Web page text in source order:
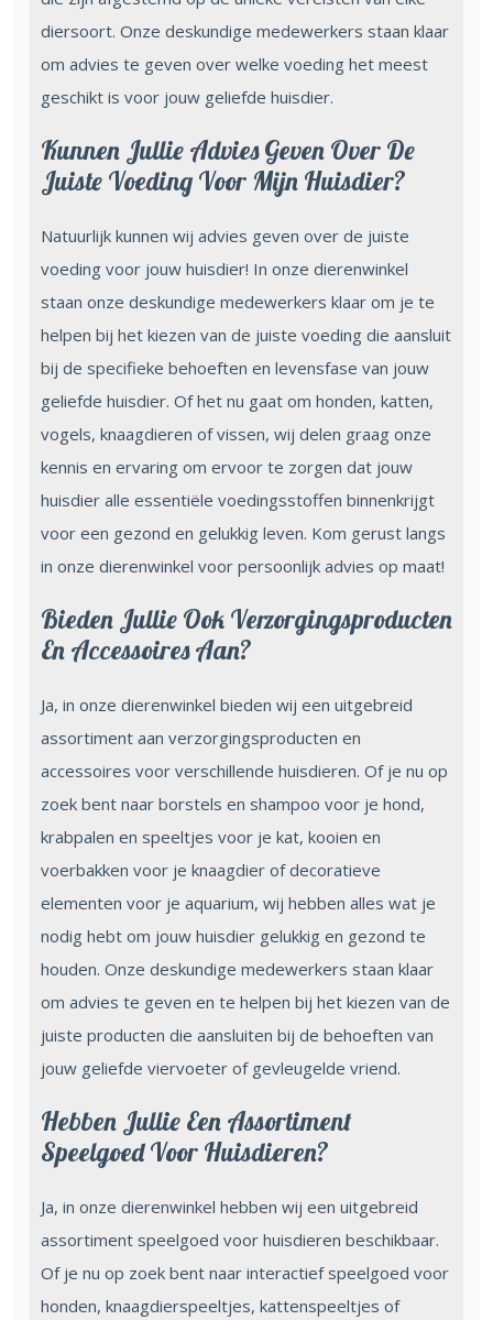
diersoort. Onze deskundige medewerkers staan klaar
om advies te geven over welke voeding het meest
geschikt is voor jouw geliefde huisdier.
Kunnen Jullie Advies Geven Over De
Juiste Voeding Voor Mijn Huisdier?
Natuurlijk kunnen wij advies geven over de juiste
voeding voor jouw huisdier! In onze dierenwinkel
staan onze deskundige medewerkers klaar om je te
helpen bij het kiezen van de juiste voeding die aansluit
bij de specifieke behoeften en levensfase van jouw
geliefde huisdier. Of het nu gaat om honden, katten,
vogels, knaagdieren of vissen, wij delen graag onze
kennis en ervaring om ervoor te zorgen dat jouw
huisdier alle essentiële voedingsstoffen binnenkrijgt
voor een gezond en gelukkig leven. Kom gerust langs
in onze dierenwinkel voor persoonlijk advies op maat!
Bieden Jullie Ook Verzorgingsproducten
En Accessoires Aan?
Ja, in onze dierenwinkel bieden wij een uitgebreid
assortiment aan verzorgingsproducten en
accessoires voor verschillende huisdieren. Of je nu op
zoek bent naar borstels en shampoo voor je hond,
krabpalen en speeltjes voor je kat, kooien en
voerbakken voor je knaagdier of decoratieve
elementen voor je aquarium, wij hebben alles wat je
nodig hebt om jouw huisdier gelukkig en gezond te
houden. Onze deskundige medewerkers staan klaar
om advies te geven en te helpen bij het kiezen van de
juiste producten die aansluiten bij de behoeften van
jouw geliefde viervoeter of gevleugelde vriend.
Hebben Jullie Een Assortiment
Speelgoed Voor Huisdieren?
Ja, in onze dierenwinkel hebben wij een uitgebreid
assortiment speelgoed voor huisdieren beschikbaar.
Of je nu op zoek bent naar interactief speelgoed voor
honden, knaagdierspeeltjes, kattenspeeltjes of